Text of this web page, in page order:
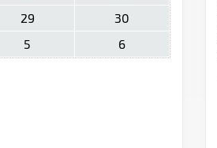
29
30
5 6